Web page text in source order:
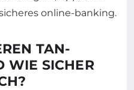
TAN-
WIE SICHER